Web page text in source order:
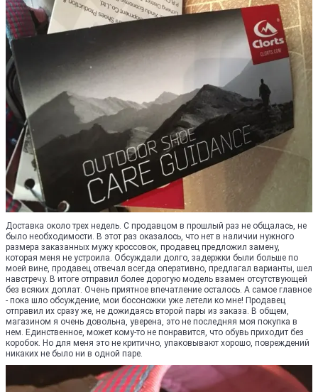
Доставка около трех недель. С продавцом в прошлый раз не общалась, не
было необходимости. В этот раз оказалось, что нет в наличии нужного
размера заказанных мужу кроссовок, продавец предложил замену,
которая меня не устроила. Обсуждали долго, задержки были больше по
моей вине, продавец отвечал всегда оперативно, предлагал варианты, шел
навстречу. В итоге отправил более дорогую модель взамен отсутствующей
без всяких доплат. Очень приятное впечатление осталось. А самое главное
- пока шло обсуждение, мои босоножки уже летели ко мне! Продавец
отправил их сразу же, не дожидаясь второй пары из заказа. В общем,
магазином я очень довольна, уверена, это не последняя моя покупка в
нем. Единственное, может кому-то не понравится, что обувь приходит без
коробок. Но для меня это не критично, упаковывают хорошо, повреждений
никаких не было ни в одной паре.